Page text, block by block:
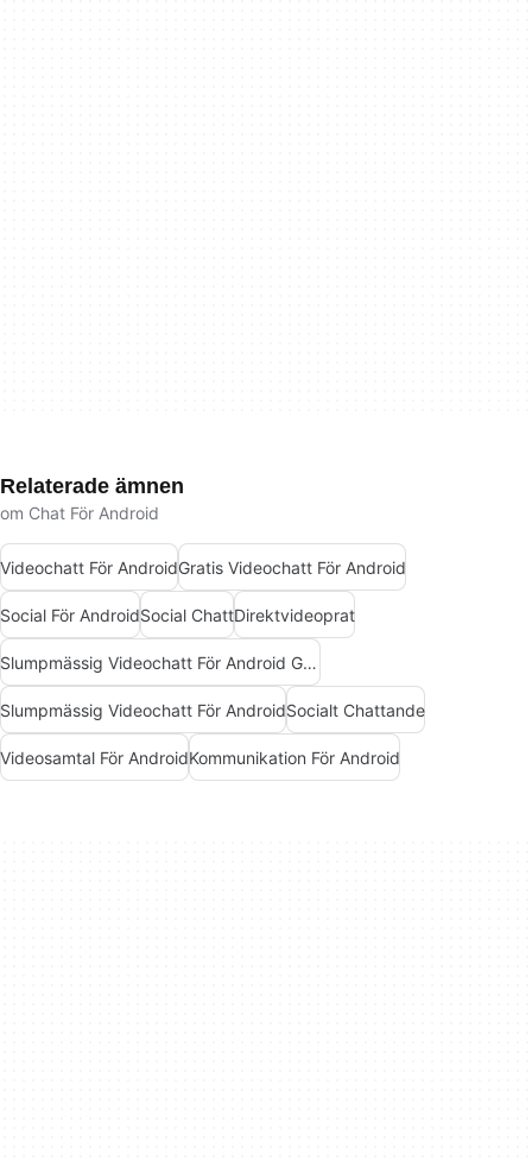
Relaterade ämnen
om Chat För Android
Videochatt För AndroidGratis Videochatt För Android
Social För AndroidSocial ChattDirektvideoprat
Slumpmässig Videochatt För Android Gratis
Slumpmässig Videochatt För AndroidSocialt Chattande
Videosamtal För AndroidKommunikation För Android